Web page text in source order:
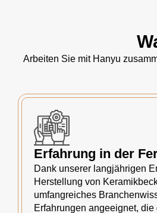
Arbeiten Sie mit Hanyu
Erfahrung in der
Dank unserer langjährigen
Herstellung von
umfangreiches
Erfahrungen angeeignet,